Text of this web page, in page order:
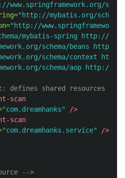
www.springframework.org/
"http://mybatis.org/
"http://
mybatis-spring http://
schema/beans https://
schema/context
schema/aop http://
defines shared resources
scan
"com.dreamhanks"
/>
scan
"com.dreamhanks.service" />
-->